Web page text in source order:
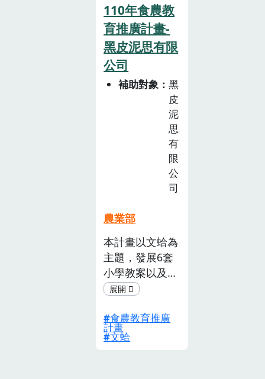
對於蓮產業價值
及重要性有相當
程度認識。 並
引起在地蓮農及
在地相關單位重
新思考，蓮產業
如何推廣及未來
發展。2. 完成
「故鄉蓮花依舊
盛開」一書，經
過蓮鄉青農、生
態專家、產業歷
史及地方機 關
著，也是全台唯
一蓮花相關介紹
教育書籍。3. 串
連在地蓮產業之
青農，團結合作
共同推廣在地農
產品，共創了
「蓮鄉青農」蓮
藕粉之新包裝，
110年食農教
育推廣計畫-
黑皮泥思有限
公司
補助對象
黑
皮
泥
思
有
限
公
司
農業部
本計畫以文蛤為
主題，發展6套
小學教案以及2
套樂齡教案，期
廣課程活動、參
與人次達1215
食農教育推廣
計畫
文蛤